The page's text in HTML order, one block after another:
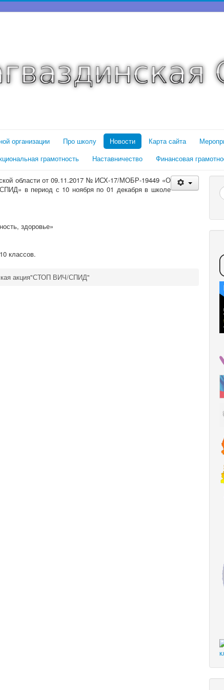
организации Про школу Новости Карта сайта
грамотность Наставничество Финансовая
области от 09.11.2017 № ИСХ-17/МОБР-19449 «О
в период с 10 ноября по 01 декабря в школе
здоровье»
классов.
акция"СТОП ВИЧ/СПИД"